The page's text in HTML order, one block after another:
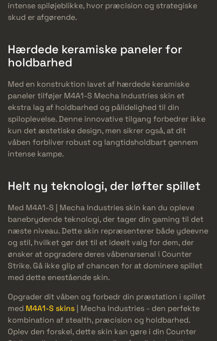
intense spiløjeblikke, hvor præcision og strategiske
skud er afgørende.
Hærdede keramiske paneler for
holdbarhed
Med en konstruktion lavet af hærdede keramiske
paneler tilføjer M4A1-S Mecha Industries skin et
ekstra lag af holdbarhed og pålidelighed til din
spiloplevelse. Denne innovative tilgang forbedrer ikke
kun det æstetiske design, men sikrer også, at dit
våben forbliver robust og langtidsholdbart gennem
intense kampe.
Helt ny teknologi, der løfter spillet
Med M4A1-S | Mecha Industries skin kan du opleve
banebrydende teknologi, der tager din gaming til det
næste niveau. Dette skin repræsenterer både ydeevne
og stil, hvilket gør det til et ideelt valg for dem, der
ønsker at opgradere deres våbenarsenal i Counter
Strike. Gå ikke glip af chancen for at dominere spillet
med dette enestående skin.
Opgrader dit våben og forbedr din præstation i spillet
med M4A1-S skins | Mecha Industries - den perfekte
kombination af stealth, præcision og holdbarhed.
Oplev den forskel, dette skin kan gøre i din Counter